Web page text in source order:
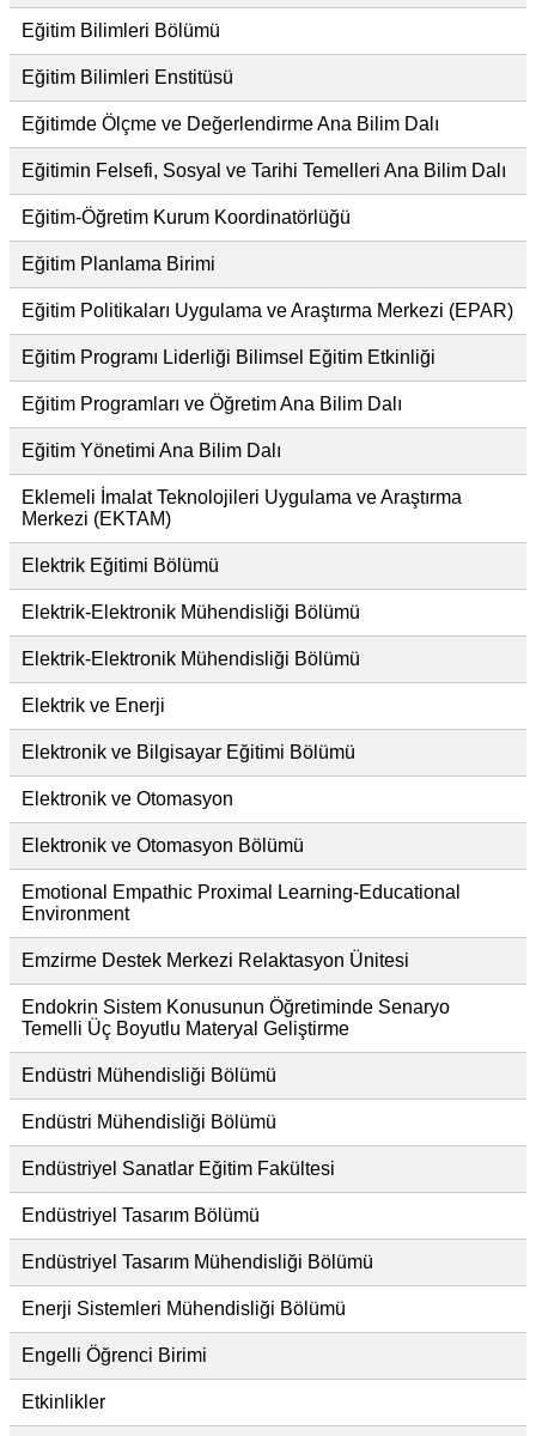
Eğitim Bilimleri Bölümü
Eğitim Bilimleri Enstitüsü
Eğitimde Ölçme ve Değerlendirme Ana Bilim Dalı
Eğitimin Felsefi, Sosyal ve Tarihi Temelleri Ana Bilim Dalı
Eğitim-Öğretim Kurum Koordinatörlüğü
Eğitim Planlama Birimi
Eğitim Politikaları Uygulama ve Araştırma Merkezi (EPAR)
Eğitim Programı Liderliği Bilimsel Eğitim Etkinliği
Eğitim Programları ve Öğretim Ana Bilim Dalı
Eğitim Yönetimi Ana Bilim Dalı
Eklemeli İmalat Teknolojileri Uygulama ve Araştırma
Merkezi (EKTAM)
Elektrik Eğitimi Bölümü
Elektrik-Elektronik Mühendisliği Bölümü
Elektrik-Elektronik Mühendisliği Bölümü
Elektrik ve Enerji
Elektronik ve Bilgisayar Eğitimi Bölümü
Elektronik ve Otomasyon
Elektronik ve Otomasyon Bölümü
Emotional Empathic Proximal Learning-Educational
Environment
Emzirme Destek Merkezi Relaktasyon Ünitesi
Endokrin Sistem Konusunun Öğretiminde Senaryo
Temelli Üç Boyutlu Materyal Geliştirme
Endüstri Mühendisliği Bölümü
Endüstri Mühendisliği Bölümü
Endüstriyel Sanatlar Eğitim Fakültesi
Endüstriyel Tasarım Bölümü
Endüstriyel Tasarım Mühendisliği Bölümü
Enerji Sistemleri Mühendisliği Bölümü
Engelli Öğrenci Birimi
Etkinlikler